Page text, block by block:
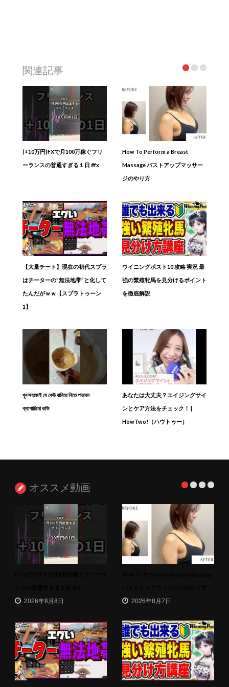
関連記事
(+10万円)FXで月100万稼ぐフリ
ーランスの普通すぎる１日 #fx
How To Perform a Breast
Massage バストアップマッサー
ジのやり方
【大量チート】現在の初代スプラ
はチーターの”無法地帯”と化して
たんだがｗｗ【スプラトゥーン
1】
ウイニングポスト10 攻略 実況 最
強の繁殖牝馬を見分けるポイント
を徹底解説
খুব সহজেই যে কেউ বানিয়ে নিতে পারবেন
ক্যাপাচিনো কফি
あなたは大丈夫？エイジングサイ
ンとケア方法をチェック！ |
HowTwo!（ハウトゥー）
オススメ動画
2026年8月8日 2026年8月7日